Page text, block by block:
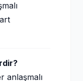
anlaşmalı